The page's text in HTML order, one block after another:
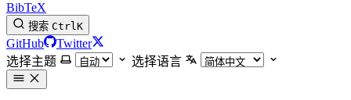
BibTeX
搜索 CtrlK
GitHub
Twitter
选择主题
选择语言